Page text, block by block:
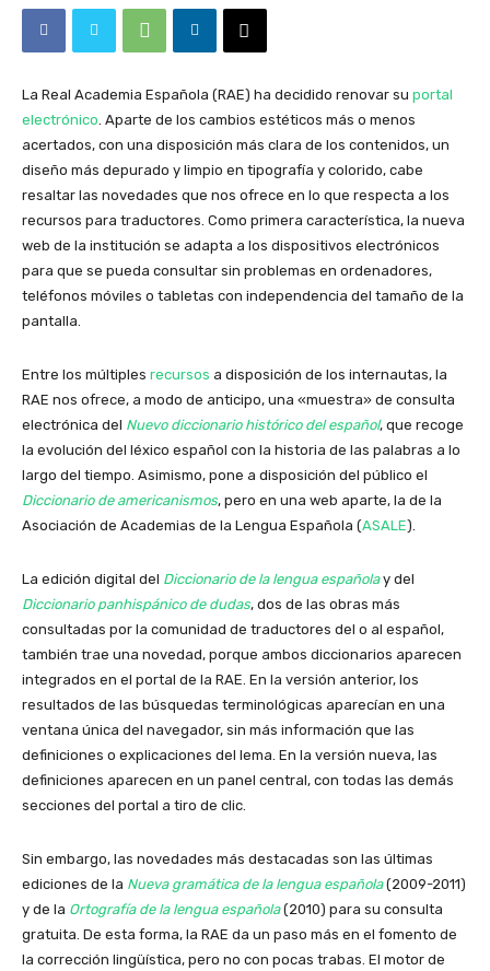
La Real Academia Española (RAE) ha decidido renovar su portal
electrónico . Aparte de los cambios estéticos más o menos
acertados, con una disposición más clara de los contenidos, un
diseño más depurado y limpio en tipografía y colorido, cabe
resaltar las novedades que nos ofrece en lo que respecta a los
recursos para traductores. Como primera característica, la nueva
web de la institución se adapta a los dispositivos electrónicos
para que se pueda consultar sin problemas en ordenadores,
teléfonos móviles o tabletas con independencia del tamaño de la
pantalla.
Entre los múltiples recursos a disposición de los internautas, la
RAE nos ofrece, a modo de anticipo, una «muestra» de consulta
electrónica del Nuevo diccionario histórico del español, que recoge
la evolución del léxico español con la historia de las palabras a lo
largo del tiempo. Asimismo, pone a disposición del público el
Diccionario de americanismos, pero en una web aparte, la de la
Asociación de Academias de la Lengua Española (ASALE).
La edición digital del Diccionario de la lengua españolay del
Diccionario panhispánico de dudas, dos de las obras más
consultadas por la comunidad de traductores del o al español,
también trae una novedad, porque ambos diccionarios aparecen
integrados en el portal de la RAE. En la versión anterior, los
resultados de las búsquedas terminológicas aparecían en una
ventana única del navegador, sin más información que las
definiciones o explicaciones del lema. En la versión nueva, las
definiciones aparecen en un panel central, con todas las demás
secciones del portal a tiro de clic.
Sin embargo, las novedades más destacadas son las últimas
ediciones de la Nueva gramática de la lengua española(2009-2011)
y de la Ortografía de la lengua española(2010) para su consulta
gratuita. De esta forma, la RAE da un paso más en el fomento de
la corrección lingüística, pero no con pocas trabas. El motor de